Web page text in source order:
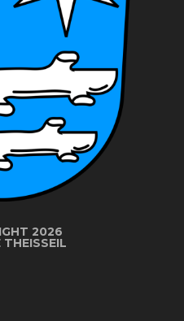
2026
THEISSEIL